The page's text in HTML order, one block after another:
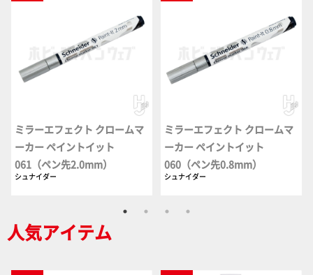
ミラーエフェクト クロームマ
ーカー ペイントイット
061（ペン先2.0mm）
シュナイダー
ミラーエフェクト クロームマ
ーカー ペイントイット
060（ペン先0.8mm）
シュナイダー
人気アイテム